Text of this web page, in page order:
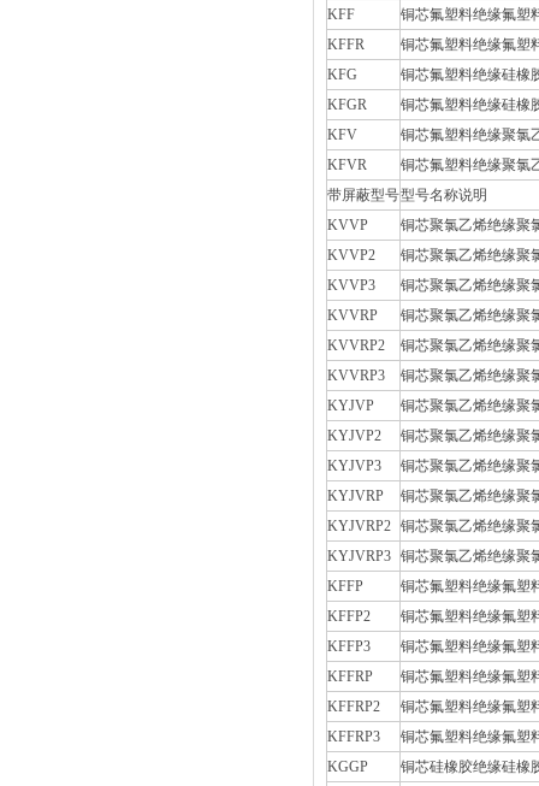
KFF
铜芯氟塑料绝缘氟塑
KFFR
铜芯氟塑料绝缘氟塑
KFG
铜芯氟塑料绝缘硅橡
KFGR
铜芯氟塑料绝缘硅橡
KFV
铜芯氟塑料绝缘聚氯
KFVR
铜芯氟塑料绝缘聚氯
带屏蔽型号型号名称说明
KVVP
铜芯聚氯乙烯绝缘聚
KVVP2
铜芯聚氯乙烯绝缘聚
KVVP3
铜芯聚氯乙烯绝缘聚
KVVRP
铜芯聚氯乙烯绝缘聚
KVVRP2
铜芯聚氯乙烯绝缘聚
KVVRP3
铜芯聚氯乙烯绝缘聚
KYJVP
铜芯聚氯乙烯绝缘聚
KYJVP2
铜芯聚氯乙烯绝缘聚
KYJVP3
铜芯聚氯乙烯绝缘聚
KYJVRP
铜芯聚氯乙烯绝缘聚
KYJVRP2 铜芯聚氯乙烯绝缘聚
KYJVRP3 铜芯聚氯乙烯绝缘聚
KFFP
铜芯氟塑料绝缘氟塑
KFFP2
铜芯氟塑料绝缘氟塑
KFFP3
铜芯氟塑料绝缘氟塑
KFFRP
铜芯氟塑料绝缘氟塑
KFFRP2
铜芯氟塑料绝缘氟塑
KFFRP3
铜芯氟塑料绝缘氟塑
KGGP
铜芯硅橡胶绝缘硅橡